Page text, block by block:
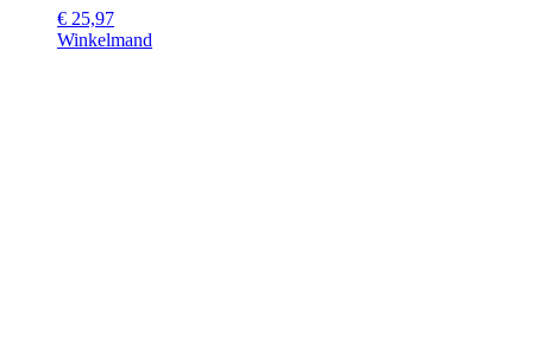
€ 25,97
Winkelmand